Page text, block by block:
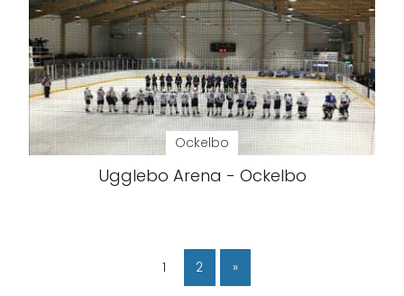
Ockelbo
Ugglebo Arena - Ockelbo
1 2 »